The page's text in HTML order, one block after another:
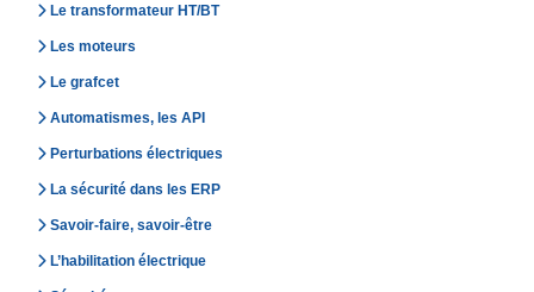
Le transformateur HT/BT
Les moteurs
Le grafcet
Automatismes, les API
Perturbations électriques
La sécurité dans les ERP
Savoir-faire, savoir-être
L’habilitation électrique